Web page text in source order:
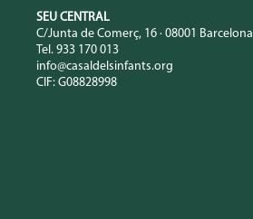
SEU CENTRAL
C/Junta de Comerç, 16 · 08001 Barcelona
Tel. 933 170 013
info@casaldelsinfants.org
CIF: G08828998